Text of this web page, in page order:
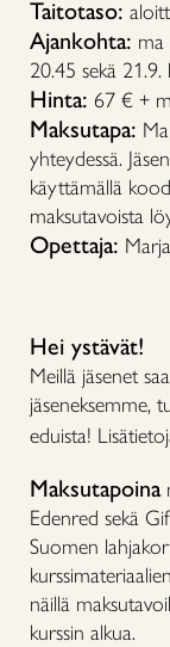
Taitotaso:
Ajankohta: ma
20.45 sekä
Hinta: 67 € +
Maksutapa:
yhteydessä.
käyttämällä
maksutavoista
Opettaja:
Hei ystävät!
Meillä jäsenet
jäseneksemme,
eduista!
Maksutapoina
Edenred sekä
Suomen
näillä
kurssin alkua.